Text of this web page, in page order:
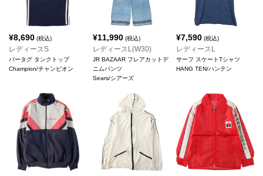
¥8,690 (税込)
レディースS
バータグ タンクトップ
Champion/チャンピオン
¥11,990(税込)
レディースL(W30)
JR BAZAAR フレアカットデ
ニムパンツ
Sears/シアーズ
¥7,590 (税込)
レディースL
サーフ スケートTシャツ
HANG TEN/ハンテン